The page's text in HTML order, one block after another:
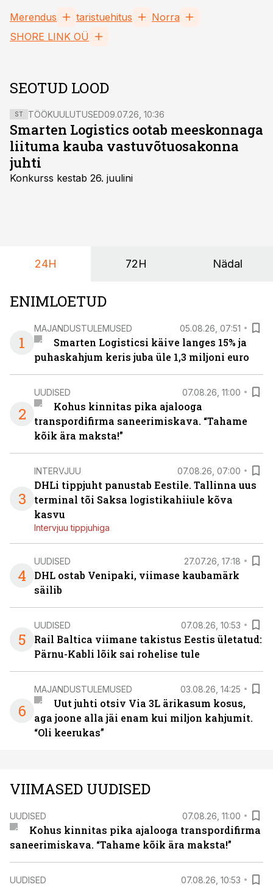
Merendus taristuehitus
Norra
SHORE LINK OÜ
SEOTUD LOOD
ST TÖÖKUULUTUSED09.07.26, 10:36
Smarten Logistics ootab meeskonnaga
liituma kauba vastuvõtuosakonna
juhti
Konkurss kestab 26. juulini
24H 72H Nädal
ENIMLOETUD
1
MAJANDUSTULEMUSED 05.08.26, 07:51
Smarten Logisticsi käive langes 15% ja
puhaskahjum keris juba üle 1,3 miljoni euro
2
UUDISED 07.08.26, 11:00
Kohus kinnitas pika ajalooga
transpordifirma saneerimiskava. “Tahame
kõik ära maksta!”
3
INTERVJUU 07.08.26, 07:00
DHLi tippjuht panustab Eestile. Tallinna uus
terminal tõi Saksa logistikahiiule kõva
kasvu
Intervjuu tippjuhiga
4
UUDISED 27.07.26, 17:18
DHL ostab Venipaki, viimase kaubamärk
säilib
5
UUDISED 07.08.26, 10:53
Rail Baltica viimane takistus Eestis ületatud:
Pärnu-Kabli lõik sai rohelise tule
6
MAJANDUSTULEMUSED 03.08.26, 14:25
Uut juhti otsiv Via 3L ärikasum kosus,
aga joone alla jäi enam kui miljon kahjumit.
“Oli keerukas”
VIIMASED UUDISED
UUDISED 07.08.26, 11:00
Kohus kinnitas pika ajalooga transpordifirma
saneerimiskava. “Tahame kõik ära maksta!”
UUDISED 07.08.26, 10:53